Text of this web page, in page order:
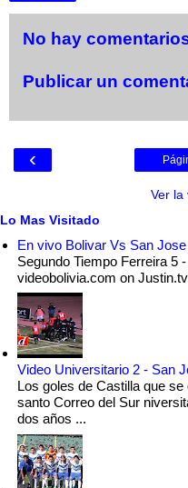
No hay
Publicar un
‹
Ver la
Lo Mas Visitado
En vivo Bolivar Vs San Jose
Segundo Tiempo Ferreira 5
videobolivia.com on Justin.tv
Video Universitario 2 - San
Los goles de Castilla que
santo Correo del Sur
dos años ...